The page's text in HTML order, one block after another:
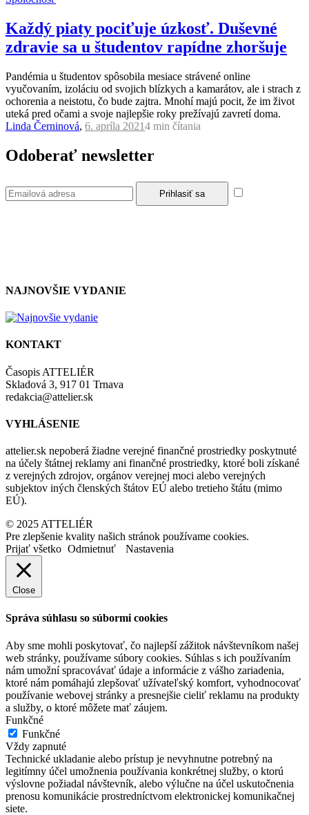
Každý piaty pociťuje úzkosť. Duševné
zdravie sa u študentov rapídne zhoršuje
Pandémia u študentov spôsobila mesiace strávené online
vyučovaním, izoláciu od svojich blízkych a kamarátov, ale i strach z
ochorenia a neistotu, čo bude zajtra. Mnohí majú pocit, že im život
uteká pred očami a svoje najlepšie roky prežívajú zavretí doma.
Linda Černinová, 6. apríla 20214 min čítania
Odoberať newsletter
NAJNOVŠIE VYDANIE
KONTAKT
Časopis ATTELIÉR
Skladová 3, 917 01 Trnava
redakcia@attelier.sk
VYHLÁSENIE
attelier.sk nepoberá žiadne verejné finančné prostriedky poskytnuté
na účely štátnej reklamy ani finančné prostriedky, ktoré boli získané
z verejných zdrojov, orgánov verejnej moci alebo verejných
subjektov iných členských štátov EÚ alebo tretieho štátu (mimo
EÚ).
© 2025 ATTELIÉR
Pre zlepšenie kvality našich stránok používame cookies.
Prijať všetko Odmietnuť Nastavenia
Close
Správa súhlasu so súbormi cookies
Aby sme mohli poskytovať, čo najlepší zážitok návštevníkom našej
web stránky, používame súbory cookies. Súhlas s ich používaním
nám umožní spracovávať údaje a informácie z vášho zariadenia,
ktoré nám pomáhajú zlepšovať užívateľský komfort, vyhodnocovať
používanie webovej stránky a presnejšie cieliť reklamu na produkty
a služby, o ktoré môžete mať záujem.
Funkčné
Funkčné
Vždy zapnuté
Technické ukladanie alebo prístup je nevyhnutne potrebný na
legitímny účel umožnenia používania konkrétnej služby, o ktorú
výslovne požiadal návštevník, alebo výlučne na účel uskutočnenia
prenosu komunikácie prostredníctvom elektronickej komunikačnej
siete.